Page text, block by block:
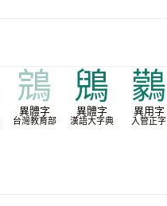
鵍
異體字
台灣教育部
鶂
異體字
漢語大字典
鸏
異用字
入管正字